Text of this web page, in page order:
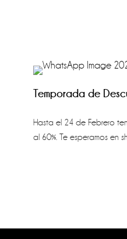
Temporada de
Hasta el 24 de Febrero
al 60%. Te esperamos en